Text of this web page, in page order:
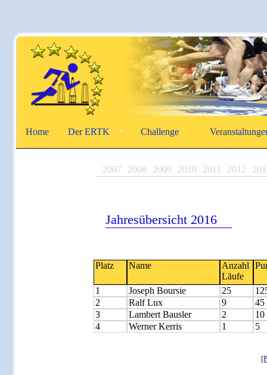
Home Der ERTK Challenge
2007 2008 2009 2010 2011 2012
Jahresübersicht 2016
Platz Name
Anzahl
Läufe
1 Joseph Boursie 25
2
Ralf Lux 9
45
3
Lambert Bausler 2
10
4
Werner Kerris 1 5